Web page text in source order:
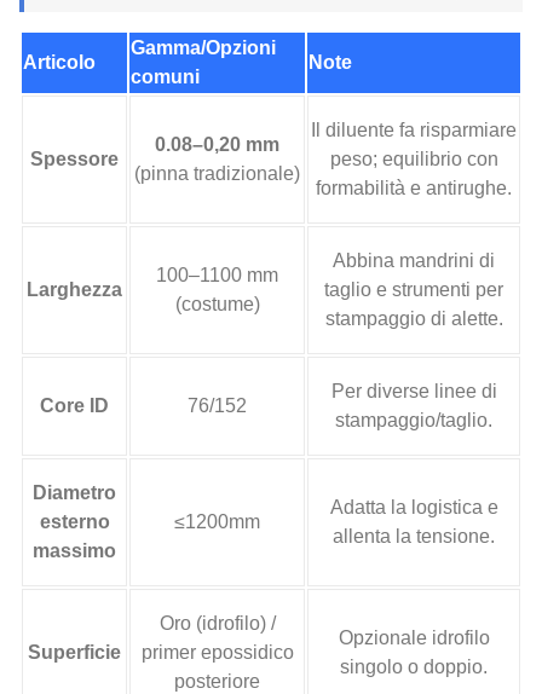
Articolo
Gamma/Opzioni
comuni
Note
Spessore
0.08–0,20 mm
(pinna tradizionale)
Il diluente fa risparmiare
peso; equilibrio con
formabilità e antirughe.
Larghezza
100–1100 mm
(costume)
Abbina mandrini di
taglio e strumenti per
stampaggio di alette.
Core ID 76/152
Per diverse linee di
stampaggio/taglio.
Diametro
esterno
massimo
≤1200mm
Adatta la logistica e
allenta la tensione.
Superficie
Oro (idrofilo) /
primer epossidico
posteriore
Opzionale idrofilo
singolo o doppio.